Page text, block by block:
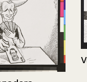
Vuelta a